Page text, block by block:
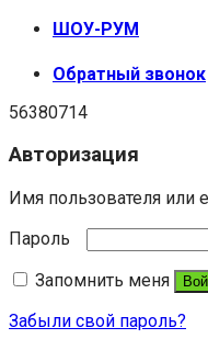
ШОУ-РУМ
Обратный звонок
56380714
Авторизация
Имя пользователя или
Пароль
Запомнить меня
Забыли свой пароль?